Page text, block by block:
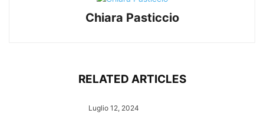
Chiara Pasticcio
RELATED ARTICLES
Luglio 12, 2024